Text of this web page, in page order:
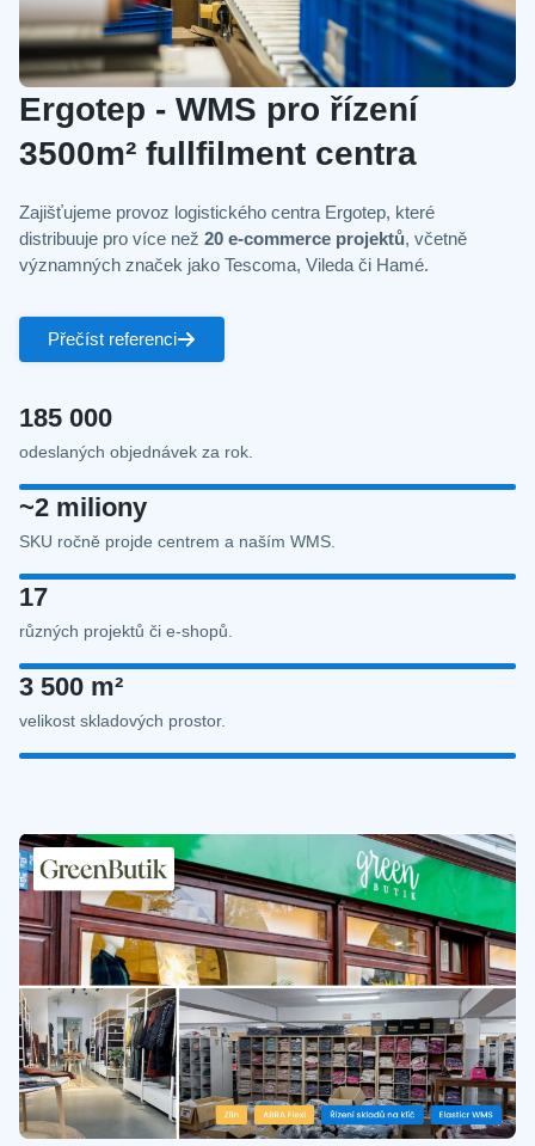
Ergotep - WMS pro řízení
3500m² fullfilment centra
Zajišťujeme provoz logistického centra Ergotep, které
distribuuje pro více než 20 e‑commerce projektů, včetně
významných značek jako Tescoma, Vileda či Hamé.
Přečíst referenci
185 000
odeslaných objednávek za rok.
~2 miliony
SKU ročně projde centrem a naším WMS.
17
různých projektů či e‑shopů.
3 500 m²
velikost skladových prostor.